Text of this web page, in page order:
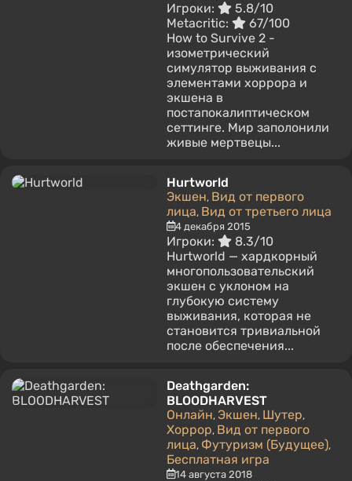
Игроки:
5.8/10
Metacritic:
67/100
How to Survive 2 -
изометрический
симулятор выживания с
элементами хоррора и
экшена в
постапокалиптическом
сеттинге. Мир заполонили
живые мертвецы...
Hurtworld
Экшен, Вид от первого
лица, Вид от третьего лица
4 декабря 2015
Игроки:
8.3/10
Hurtworld — хардкорный
многопользовательский
экшен с уклоном на
глубокую систему
выживания, которая не
становится тривиальной
после обеспечения...
Deathgarden:
BLOODHARVEST
Онлайн, Экшен, Шутер,
Хоррор, Вид от первого
лица, Футуризм (Будущее),
Бесплатная игра
14 августа 2018